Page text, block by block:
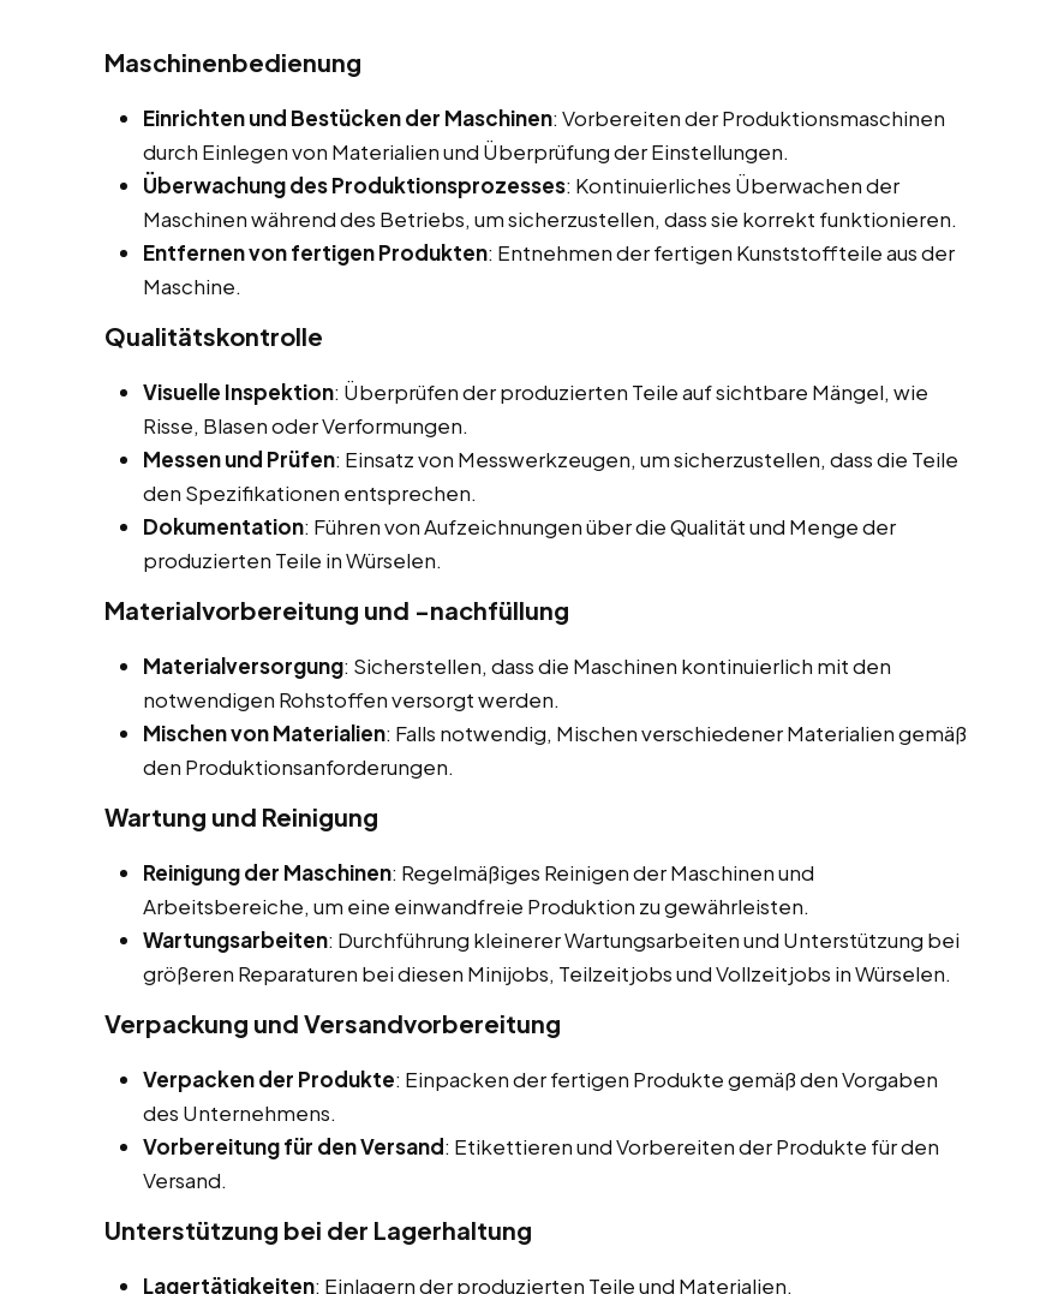
Maschinenbedienung
Einrichten und Bestücken der Maschinen: Vorbereiten der Produktionsmaschinen
durch Einlegen von Materialien und Überprüfung der Einstellungen.
Überwachung des Produktionsprozesses: Kontinuierliches Überwachen der
Maschinen während des Betriebs, um sicherzustellen, dass sie korrekt funktionieren.
Entfernen von fertigen Produkten: Entnehmen der fertigen Kunststoffteile aus der
Maschine.
Qualitätskontrolle
Visuelle Inspektion: Überprüfen der produzierten Teile auf sichtbare Mängel, wie
Risse, Blasen oder Verformungen.
Messen und Prüfen: Einsatz von Messwerkzeugen, um sicherzustellen, dass die Teile
den Spezifikationen entsprechen.
Dokumentation: Führen von Aufzeichnungen über die Qualität und Menge der
produzierten Teile in Würselen.
Materialvorbereitung und -nachfüllung
Materialversorgung: Sicherstellen, dass die Maschinen kontinuierlich mit den
notwendigen Rohstoffen versorgt werden.
Mischen von Materialien: Falls notwendig, Mischen verschiedener Materialien gemäß
den Produktionsanforderungen.
Wartung und Reinigung
Reinigung der Maschinen: Regelmäßiges Reinigen der Maschinen und
Arbeitsbereiche, um eine einwandfreie Produktion zu gewährleisten.
Wartungsarbeiten: Durchführung kleinerer Wartungsarbeiten und Unterstützung bei
größeren Reparaturen bei diesen Minijobs, Teilzeitjobs und Vollzeitjobs in Würselen.
Verpackung und Versandvorbereitung
Verpacken der Produkte: Einpacken der fertigen Produkte gemäß den Vorgaben
des Unternehmens.
Vorbereitung für den Versand: Etikettieren und Vorbereiten der Produkte für den
Versand.
Unterstützung bei der Lagerhaltung
Lagertätigkeiten: Einlagern der produzierten Teile und Materialien.